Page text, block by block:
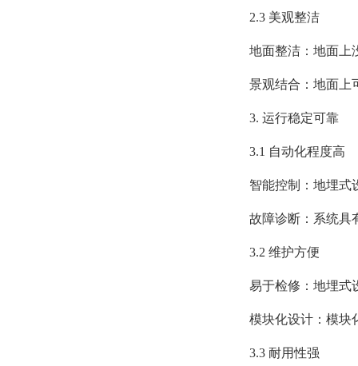
2.3 美观整洁
地面整洁：地面上没
景观结合：地面上可
3. 运行稳定可靠
3.1 自动化程度高
智能控制：地埋式设
故障诊断：系统具有
3.2 维护方便
易于检修：地埋式设
模块化设计：模块化
3.3 耐用性强